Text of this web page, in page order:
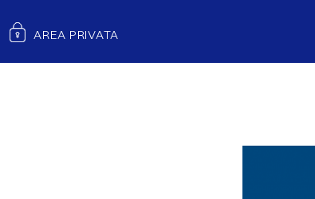
AREA PRIVATA